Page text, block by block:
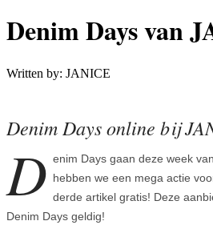
Denim Days van
Written by: JANICE
Denim Days online bij
D enim Days gaan deze week
hebben we een mega actie
derde artikel gratis! Deze
Denim Days geldig!